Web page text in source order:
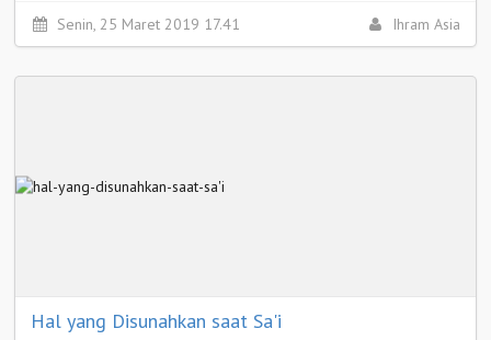
Selengkapnya >
Senin, 25 Maret 2019 17.41 Ihram Asia
Hal yang Disunahkan saat Sa'i